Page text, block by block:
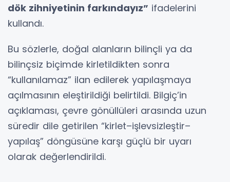
dök zihniyetinin farkındayız” ifadelerini
kullandı.
Bu sözlerle, doğal alanların bilinçli ya da
bilinçsiz biçimde kirletildikten sonra
“kullanılamaz” ilan edilerek yapılaşmaya
açılmasının eleştirildiği belirtildi. Bilgiç’in
açıklaması, çevre gönüllüleri arasında uzun
süredir dile getirilen “kirlet–işlevsizleştir–
yapılaş” döngüsüne karşı güçlü bir uyarı
olarak değerlendirildi.